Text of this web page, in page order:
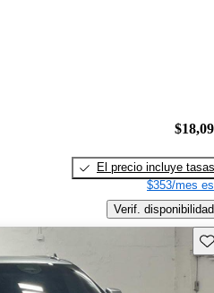
El precio incluye tasas
$353/mes
Verif. disponibilidad